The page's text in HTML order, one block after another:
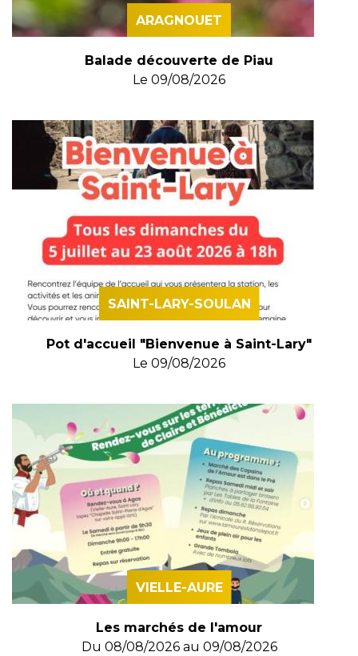
ARAGNOUET
Balade découverte de Piau
Le 09/08/2026
SAINT-LARY-SOULAN
Pot d'accueil "Bienvenue à Saint-Lary"
Le 09/08/2026
VIELLE-AURE
Les marchés de l'amour
Du 08/08/2026au 09/08/2026